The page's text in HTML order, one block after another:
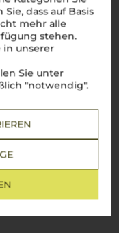
dass auf Basis
mehr alle
stehen.
in unserer
Sie unter
"notwendig".